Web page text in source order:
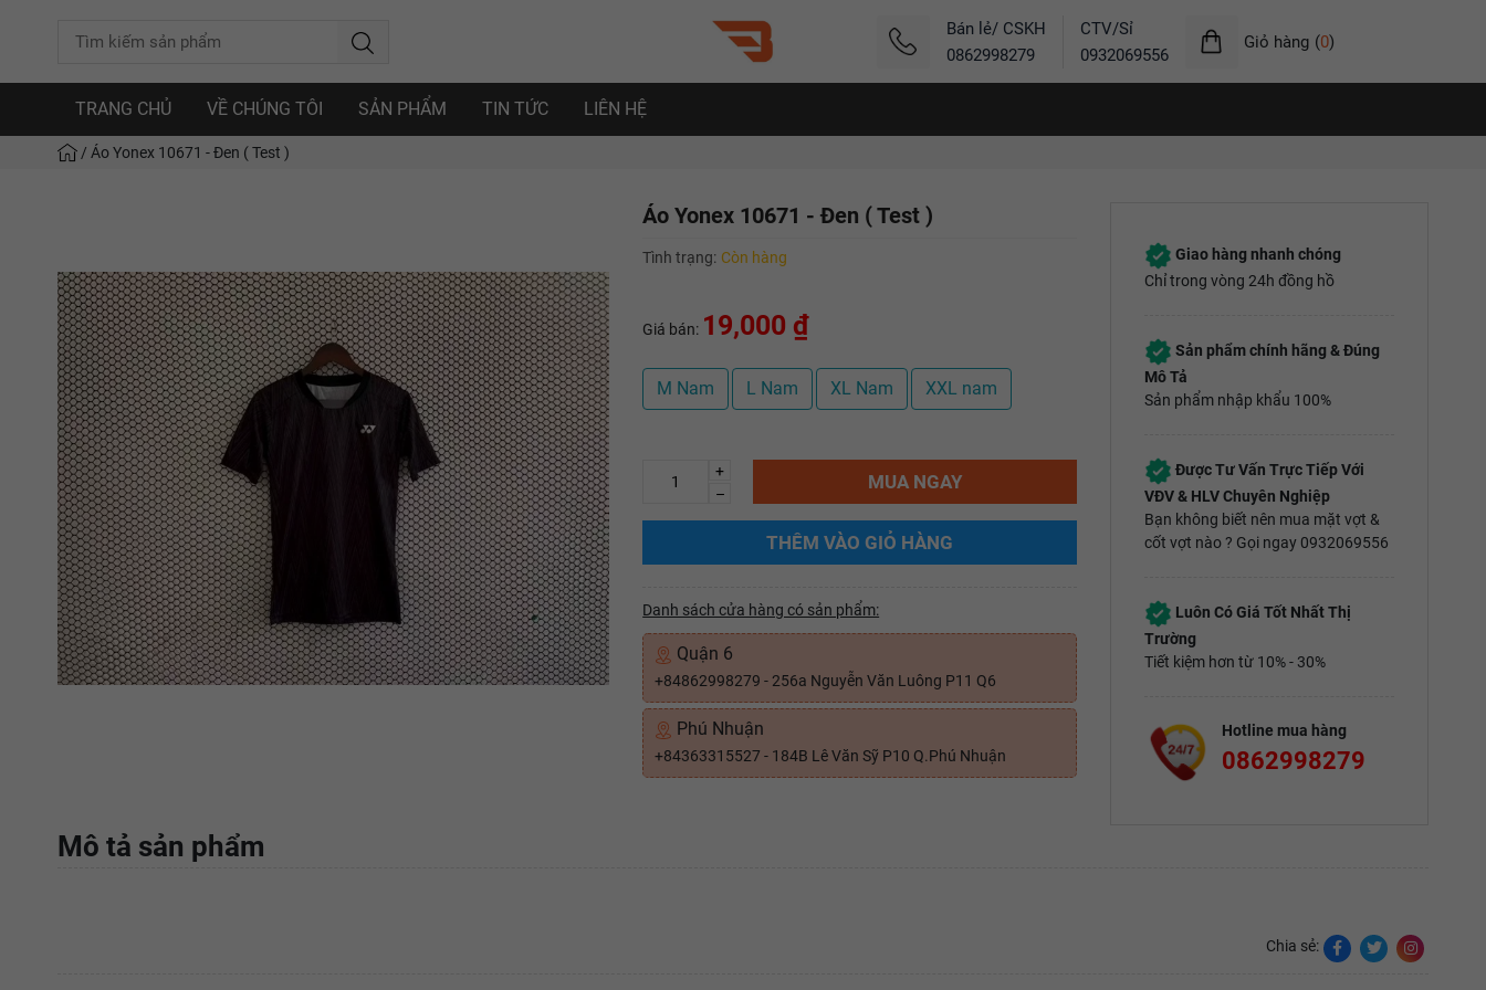
Bán lẻ/ CSKH
0862998279
CTV/Sỉ
0932069556
Giỏ hàng (0)
TRANG CHỦ VỀ CHÚNG TÔI SẢN PHẨM TIN TỨC LIÊN HỆ
/ Áo Yonex 10671 - Đen ( Test )
Áo Yonex 10671 - Đen ( Test )
Tình trạng: Còn hàng
Giá bán: 19,000 ₫
M Nam L Nam XL Nam XXL nam
+
–
MUA NGAY
THÊM VÀO GIỎ HÀNG
Danh sách cửa hàng có sản phẩm:
Quận 6
+84862998279 - 256a Nguyễn Văn Luông P11 Q6
Phú Nhuận
+84363315527 - 184B Lê Văn Sỹ P10 Q.Phú Nhuận
Giao hàng nhanh chóng
Chỉ trong vòng 24h đồng hồ
Sản phẩm chính hãng & Đúng
Mô Tả
Sản phẩm nhập khẩu 100%
Được Tư Vấn Trực Tiếp Với
VĐV & HLV Chuyên Nghiệp
Bạn không biết nên mua mặt vợt &
cốt vợt nào ? Gọi ngay 0932069556
Luôn Có Giá Tốt Nhất Thị
Trường
Tiết kiệm hơn từ 10% - 30%
Hotline mua hàng
0862998279
Mô tả sản phẩm
Chia sẻ: